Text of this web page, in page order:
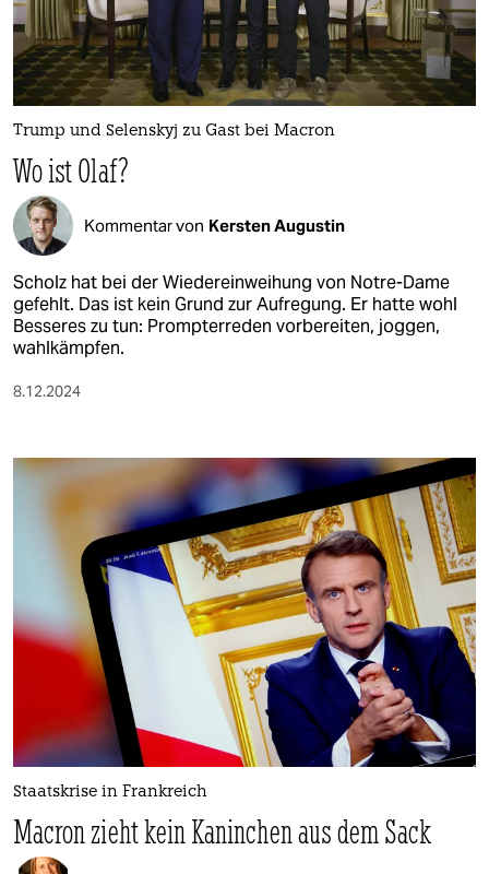
nord
wahrheit
verlag
verlag
veranstaltungen
shop
fragen & hilfe
unterstützen
epaper login
Trump und Selenskyj zu Gast bei Macron
Wo ist Olaf?
Kommentar von Kersten Augustin
Scholz hat bei der Wiedereinweihung von Notre-Dame
gefehlt. Das ist kein Grund zur Aufregung. Er hatte wohl
Besseres zu tun: Prompterreden vorbereiten, joggen,
wahlkämpfen.
8.12.2024
Staatskrise in Frankreich
Macron zieht kein Kaninchen aus dem Sack